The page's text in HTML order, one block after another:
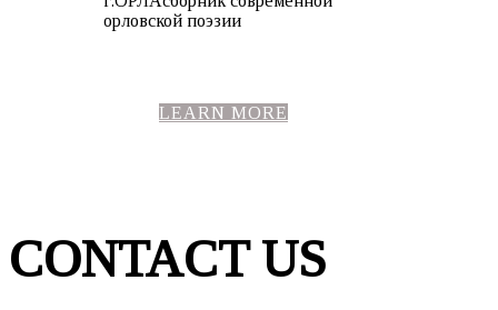
орловской поэзии
LEARN MORE
CONTACT US